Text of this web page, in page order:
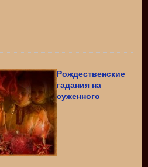
Рождественские
гадания на
суженного